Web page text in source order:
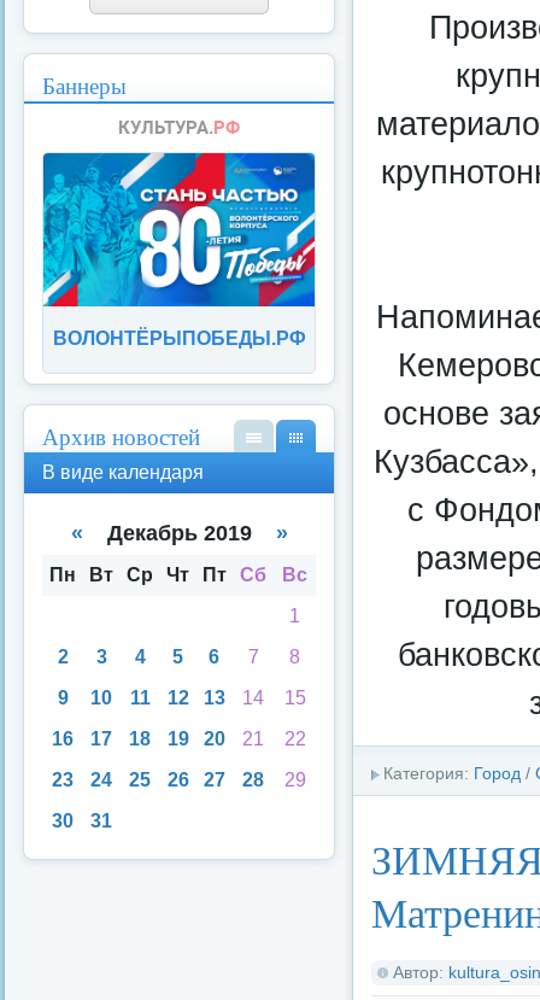
основе
с
Категория: Город /
Автор:
Баннеры
ВОЛОНТЁРЫПОБЕДЫ.РФ
Архив новостей
кал
аря
спи
В виде календаря
« Декабрь 2019 »
Пн Вт Ср Чт Пт Сб
Вс
1
2
3 4 5 6 7
8
9
10 11 12 13 14
15
16
17 18 19 20 21
22
23
24 25 26 27 28
29
30
31